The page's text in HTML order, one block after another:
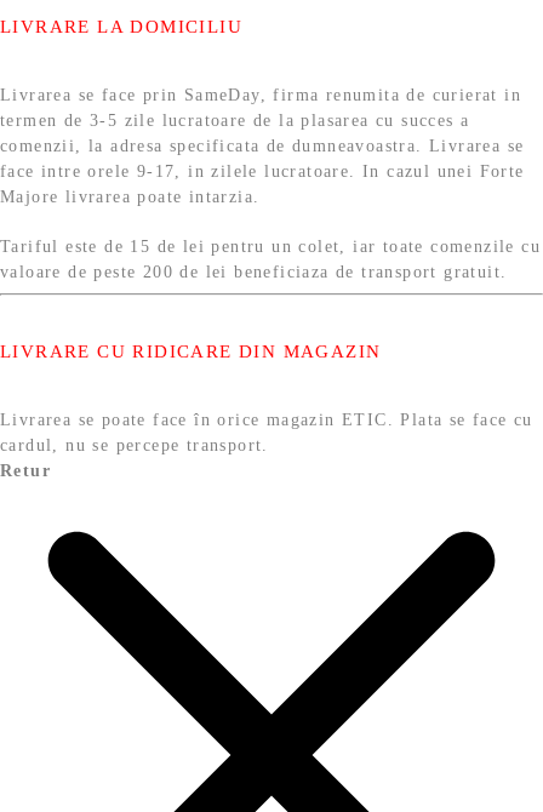
LIVRARE LA DOMICILIU
Livrarea se face prin SameDay, firma renumita de curierat in
termen de 3-5 zile lucratoare de la plasarea cu succes a
comenzii, la adresa specificata de dumneavoastra. Livrarea se
face intre orele 9-17, in zilele lucratoare. In cazul unei Forte
Majore livrarea poate intarzia.
Tariful este de 15 de lei pentru un colet, iar toate comenzile cu
valoare de peste 200 de lei beneficiaza de transport gratuit.
LIVRARE CU RIDICARE DIN MAGAZIN
Livrarea se poate face în orice magazin ETIC. Plata se face cu
cardul, nu se percepe transport.
Retur